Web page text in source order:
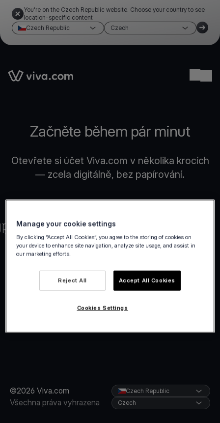
You're on the Czech Republic website. Choose your country to see
location-specific content
Czech Republic
Czech
Link to the homepage
Začněte během pár minut
Otevřete si účet Viva.com v několika krocích
— zcela digitálně, bez papírování.
©2026 Viva.com
Všechna práva vyhrazena
Czech Republic
Czech
Manage your cookie settings
By clicking “Accept All Cookies”, you agree to the storing of cookies on
your device to enhance site navigation, analyze site usage, and assist in
our marketing efforts.
Reject All Accept All Cookies
Cookies Settings